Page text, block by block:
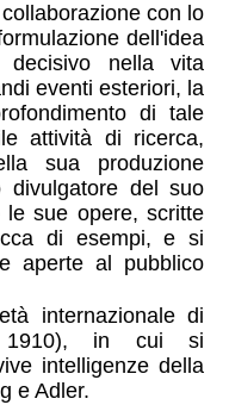
con lo
dell'idea
decisivo nella vita
eventi esteriori, la
di tale
attività di ricerca,
sua produzione
divulgatore del suo
le sue opere, scritte
di esempi, e si
aperte al pubblico
internazionale di
1910), in cui si
intelligenze della
e Adler.